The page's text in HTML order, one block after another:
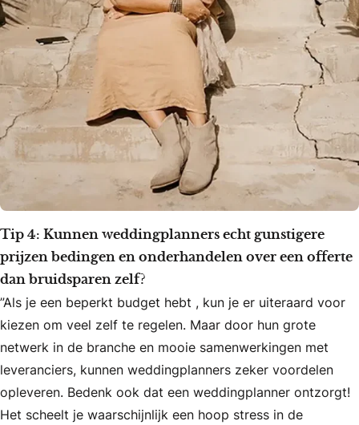
Tip 4: Kunnen weddingplanners echt gunstigere
prijzen bedingen en onderhandelen over een offerte
dan bruidsparen zelf?
”Als je een beperkt budget hebt , kun je er uiteraard voor
kiezen om veel zelf te regelen. Maar door hun grote
netwerk in de branche en mooie samenwerkingen met
leveranciers, kunnen weddingplanners zeker voordelen
opleveren. Bedenk ook dat een weddingplanner ontzorgt!
Het scheelt je waarschijnlijk een hoop stress in de